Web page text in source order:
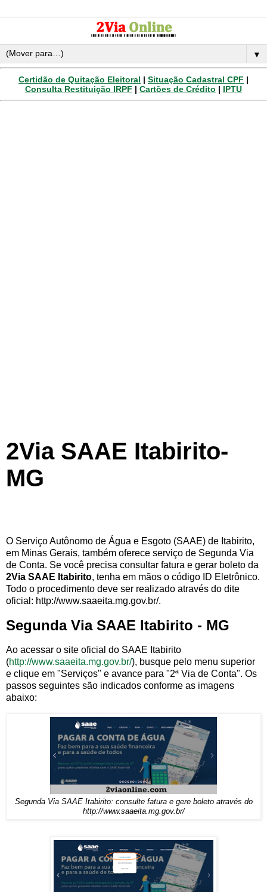
▼
Certidão de Quitação Eleitoral | Situação Cadastral CPF |
Consulta Restituição IRPF | Cartões de Crédito | IPTU
2Via SAAE Itabirito-
MG
O Serviço Autônomo de Água e Esgoto (SAAE) de Itabirito,
em Minas Gerais, também oferece serviço de Segunda Via
de Conta. Se você precisa consultar fatura e gerar boleto da
2Via SAAE Itabirito, tenha em mãos o código ID Eletrônico.
Todo o procedimento deve ser realizado através do dite
oficial: http://www.saaeita.mg.gov.br/.
Segunda Via SAAE Itabirito - MG
Ao acessar o site oficial do SAAE Itabirito
(http://www.saaeita.mg.gov.br/), busque pelo menu superior
e clique em "Serviços" e avance para "2ª Via de Conta". Os
passos seguintes são indicados conforme as imagens
abaixo:
Segunda Via SAAE Itabirito: consulte fatura e gere boleto através do
http://www.saaeita.mg.gov.br/